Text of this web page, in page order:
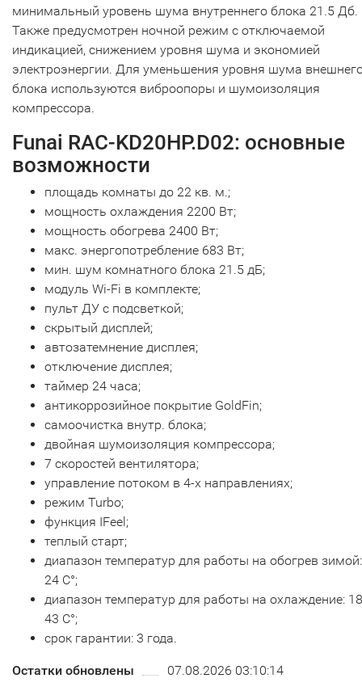
минимальный уровень шума внутреннего блока 21.5 Дб.
Также предусмотрен ночной режим с отключаемой
индикацией, снижением уровня шума и экономией
электроэнергии. Для уменьшения уровня шума
блока используются виброопоры и шумоизоляция
компрессора.
Funai RAC-KD20HP.D02: основные
возможности
площадь комнаты до 22 кв. м.;
мощность охлаждения 2200 Вт;
мощность обогрева 2400 Вт;
макс. энергопотребление 683 Вт;
мин. шум комнатного блока 21.5 дБ;
модуль Wi-Fi в комплекте;
пульт ДУ с подсветкой;
скрытый дисплей;
автозатемнение дисплея;
отключение дисплея;
таймер 24 часа;
антикоррозийное покрытие GoldFin;
самоочистка внутр. блока;
двойная шумоизоляция компрессора;
7 скоростей вентилятора;
управление потоком в 4-х направлениях;
режим Turbo;
функция IFeel;
теплый старт;
диапазон температур для работы на обогрев
24 С°;
диапазон температур для работы на охлаждение:
43 С°;
срок гарантии: 3 года.
Остатки обновлены
07.08.2026 03:10:14